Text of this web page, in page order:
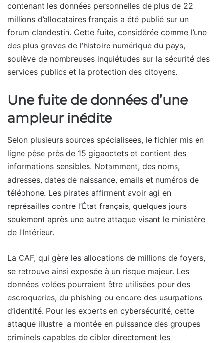
contenant les données personnelles de plus de 22
millions d’allocataires français a été publié sur un
forum clandestin. Cette fuite, considérée comme l’une
des plus graves de l’histoire numérique du pays,
soulève de nombreuses inquiétudes sur la sécurité des
services publics et la protection des citoyens.
Une fuite de données d’une
ampleur inédite
Selon plusieurs sources spécialisées, le fichier mis en
ligne pèse près de 15 gigaoctets et contient des
informations sensibles. Notamment, des noms,
adresses, dates de naissance, emails et numéros de
téléphone. Les pirates affirment avoir agi en
représailles contre l’État français, quelques jours
seulement après une autre attaque visant le ministère
de l’Intérieur.
La CAF, qui gère les allocations de millions de foyers,
se retrouve ainsi exposée à un risque majeur. Les
données volées pourraient être utilisées pour des
escroqueries, du phishing ou encore des usurpations
d’identité. Pour les experts en cybersécurité, cette
attaque illustre la montée en puissance des groupes
criminels capables de cibler directement les